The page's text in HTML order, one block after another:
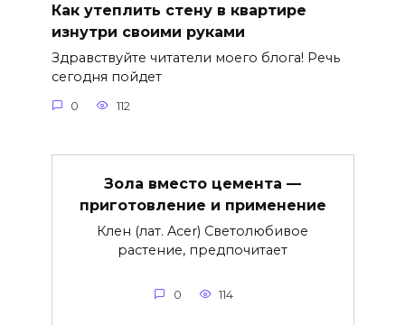
Как утеплить стену в квартире
изнутри своими руками
Здравствуйте читатели моего блога! Речь
сегодня пойдет
0 112
Зола вместо цемента —
приготовление и применение
Клен (лат. Acer) Светолюбивое
растение, предпочитает
0 114